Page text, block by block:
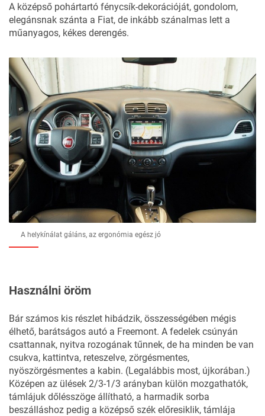
A középső pohártartó fénycsík-dekorációját, gondolom,
elegánsnak szánta a Fiat, de inkább szánalmas lett a
műanyagos, kékes derengés.
A helykínálat gáláns, az ergonómia egész jó
Használni öröm
Bár számos kis részlet hibádzik, összességében mégis
élhető, barátságos autó a Freemont. A fedelek csúnyán
csattannak, nyitva rozogának tűnnek, de ha minden be van
csukva, kattintva, reteszelve, zörgésmentes,
nyöszörgésmentes a kabin. (Legalábbis most, újkorában.)
Középen az ülések 2/3-1/3 arányban külön mozgathatók,
támlájuk dőlésszöge állítható, a harmadik sorba
beszálláshoz pedig a középső szék előresiklik, támlája